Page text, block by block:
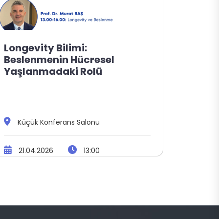
Longevity Bilimi:
Beslenmenin Hücresel
Yaşlanmadaki Rolü
Küçük Konferans Salonu
21.04.2026 13:00